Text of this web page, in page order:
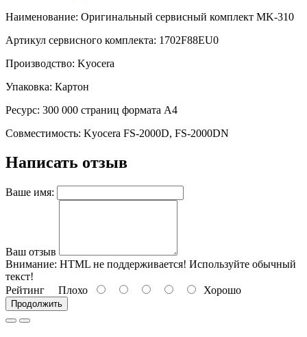
Наименование: Оригинальный сервисный комплект MK-310
Артикул сервисного комплекта: 1702F88EU0
Производство: Kyocera
Упаковка: Картон
Ресурс: 300 000 страниц формата А4
Совместимость: Kyocera FS-2000D, FS-2000DN
Написать отзыв
Ваше имя:
Ваш отзыв
Внимание: HTML не поддерживается! Используйте обычный
текст!
Рейтинг Плохо Хорошо
Продолжить